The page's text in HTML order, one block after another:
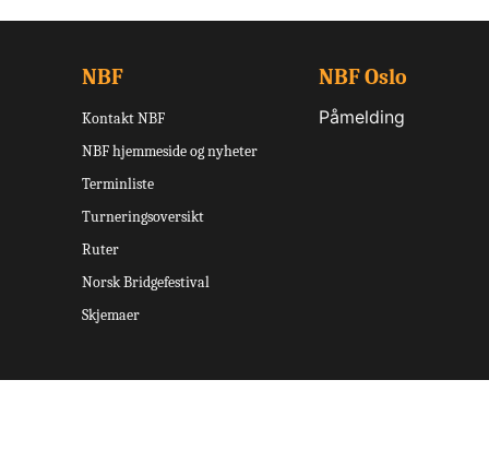
NBF
Kontakt NBF
NBF hjemmeside og nyheter
Terminliste
Turneringsoversikt
Ruter
Norsk Bridgefestival
Skjemaer
NBF Oslo
Påmelding